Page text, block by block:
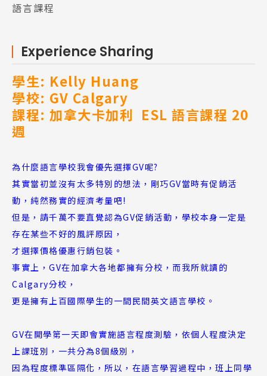
語言課程
Experience Sharing
學生: Kelly Huang
學校: GV Calgary
課程: 加拿大卡加利 ESL 語言課程 20
週
為什麼語言學校我會優先選擇GV呢?
其實當初並沒有太多特別的想法，剛巧GV當時有促銷活
動，純然務實的經濟考量吧!
但是，請千萬不要直覺認為GV促銷活動，學校本身一定是
存在某些不好的風評原因，
才選擇價格優惠行銷包裝。
事實上，GV在加拿大各地都擁有分校，而我所就讀的
Calgary分校，
更是擁有上百國際學生的一間民間英文語言學校。
GV在開學第一天即會實施語言程度測驗，依個人程度決定
上課班別，一共分為8個級別，
因為程度標準區隔化，所以，在語言學習過程中，班上同學